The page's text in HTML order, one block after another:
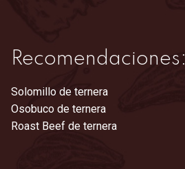
Recomendaciones:
Solomillo de ternera
Osobuco de ternera
Roast Beef de ternera